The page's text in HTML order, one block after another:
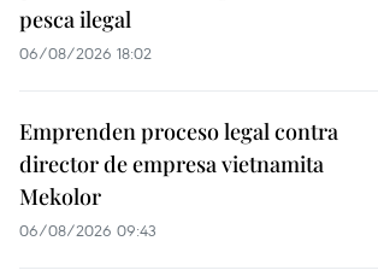
pesca ilegal
06/08/2026 18:02
Emprenden proceso legal contra
director de empresa vietnamita
Mekolor
06/08/2026 09:43